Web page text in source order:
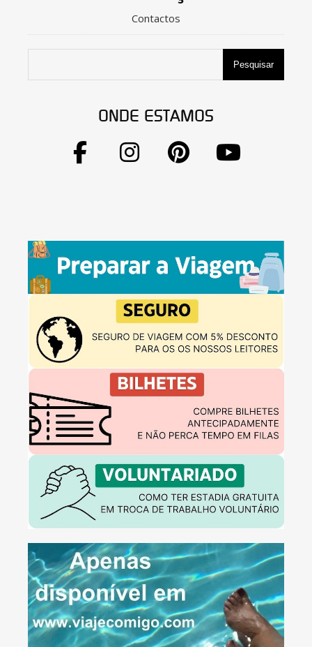
Contactos
Pesquisar
ONDE ESTAMOS